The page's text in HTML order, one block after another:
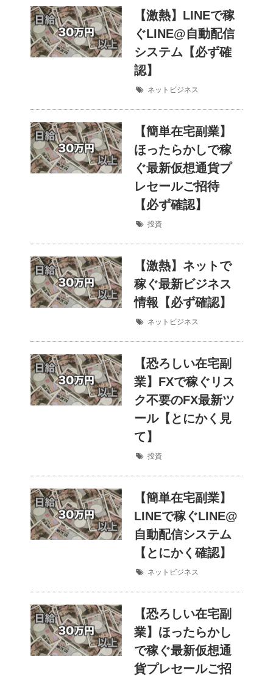
【激熱】LINEで稼
ぐLINE@自動配信
システム【必ず確
認】
ネットビジネス
【簡単在宅副業】
ほったらかしで稼
ぐ最新仮想通貨プ
レセールご招待
【必ず確認】
投資
【激熱】ネットで
稼ぐ最新ビジネス
情報【必ず確認】
ネットビジネス
【恐ろしい在宅副
業】FXで稼ぐリス
ク不要のFX最新ツ
ール【とにかく見
て】
投資
【簡単在宅副業】
LINEで稼ぐLINE@
自動配信システム
【とにかく確認】
ネットビジネス
【恐ろしい在宅副
業】ほったらかし
で稼ぐ最新仮想通
貨プレセールご招